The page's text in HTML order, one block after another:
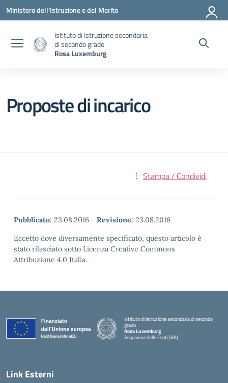
Vai ai contenuti
Vai al menu di navigazione
Vai al footer
Ministero dell'Istruzione e del Merito
Istituto di Istruzione secondaria
di secondo grado
Rosa Luxemburg
Proposte di incarico
Stampa / Condividi
Pubblicato: 23.08.2016 - Revisione: 23.08.2016
Eccetto dove diversamente specificato, questo articolo è
stato rilasciato sotto Licenza Creative Commons
Attribuzione 4.0 Italia.
Istituto di Istruzione secondaria di secondo
grado
Rosa Luxemburg
Acquaviva delle Fonti (BA)
Link Esterni